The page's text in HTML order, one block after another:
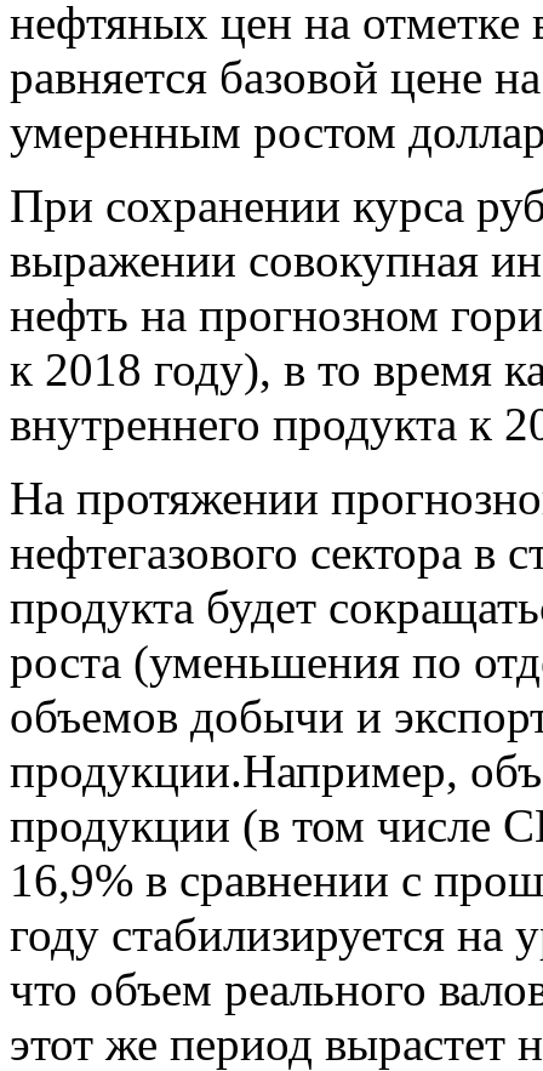
нефтяных цен на отметке
равняется базовой цене
умеренным ростом
При сохранении курса
выражении совокупная
нефть на прогнозном
к 2018 году), в то время
внутреннего продукта к
На протяжении
нефтегазового сектора в
продукта будет
роста (уменьшения по
объемов добычи и
продукции.Например,
продукции (в том числе
16,9% в сравнении с
году стабилизируется
что объем реального
этот же период вырастет